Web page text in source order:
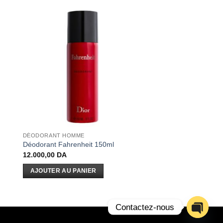
DÉODORANT HOMME
Déodorant Fahrenheit 150ml
12.000,00 DA
AJOUTER AU PANIER
Contactez-nous